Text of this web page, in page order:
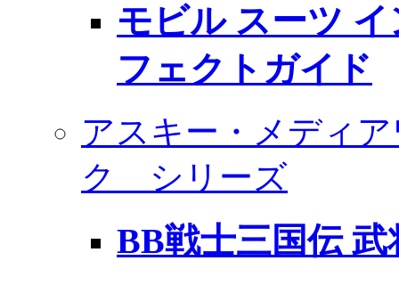
モビル スーツ
フェクトガイド
アスキー・メディ
ク シリーズ
BB戦士三国伝 武